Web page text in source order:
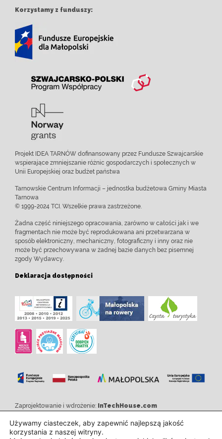
Korzystamy z funduszy:
Projekt IDEA TARNÓW dofinansowany przez Fundusze Szwajcarskie
wspierające zmniejszanie różnic gospodarczych i społecznych w
Unii Europejskiej oraz budżet państwa
Tarnowskie Centrum Informacji – jednostka budżetowa Gminy Miasta
Tarnowa
© 1999-2024 TCI. Wszelkie prawa zastrzeżone.
Żadna część niniejszego opracowania, zarówno w całości jak i we
fragmentach nie może być reprodukowana ani przetwarzana w
sposób elektroniczny, mechaniczny, fotograficzny i inny oraz nie
może być przechowywana w żadnej bazie danych bez pisemnej
zgody Wydawcy.
Deklaracja dostępności
Zaprojektowanie i wdrożenie: InTechHouse.com
Używamy ciasteczek, aby zapewnić najlepszą jakość
korzystania z naszej witryny.